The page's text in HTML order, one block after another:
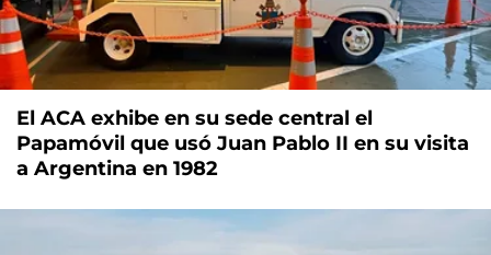
El ACA exhibe en su sede central el
Papamóvil que usó Juan Pablo II en su visita
a Argentina en 1982